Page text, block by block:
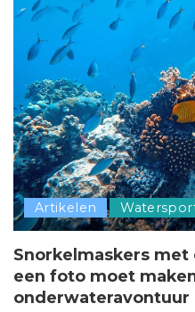
Artikelen
Snorkelmaskers met
een foto moet
onderwateravontuur